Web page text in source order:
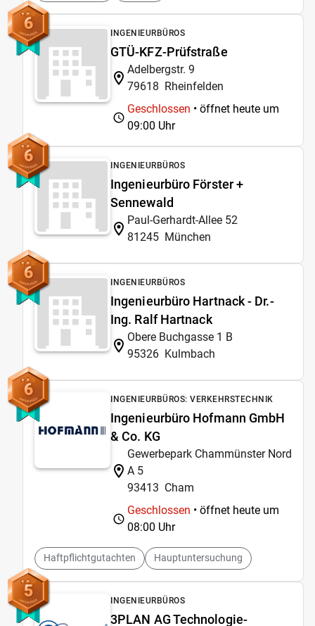
6 INGENIEURBÜROS
GTÜ-KFZ-Prüfstraße
Adelbergstr. 9
79618 Rheinfelden
Geschlossen • öffnet heute um
09:00 Uhr
6 INGENIEURBÜROS
Ingenieurbüro Förster +
Sennewald
Paul-Gerhardt-Allee 52
81245 München
6 INGENIEURBÜROS
Ingenieurbüro Hartnack - Dr.-
Ing. Ralf Hartnack
Obere Buchgasse 1 B
95326 Kulmbach
6 INGENIEURBÜROS: VERKEHRSTECHNIK
Ingenieurbüro Hofmann GmbH
& Co. KG
Gewerbepark Chammünster Nord
A 5
93413 Cham
Geschlossen • öffnet heute um
08:00 Uhr
Haftpflichtgutachten Hauptuntersuchung
5 INGENIEURBÜROS
3PLAN AG Technologie-